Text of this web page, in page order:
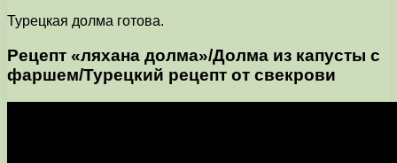
Турецкая долма готова.
Рецепт «ляхана долма»/Долма из капусты с
фаршем/Турецкий рецепт от свекрови